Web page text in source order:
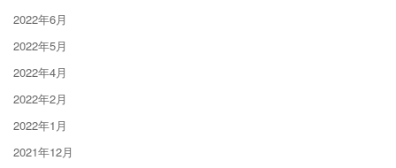
2022年6月
2022年5月
2022年4月
2022年2月
2022年1月
2021年12月